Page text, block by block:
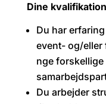
Dine
Du har
event- og/eller
nge
Du arbejder